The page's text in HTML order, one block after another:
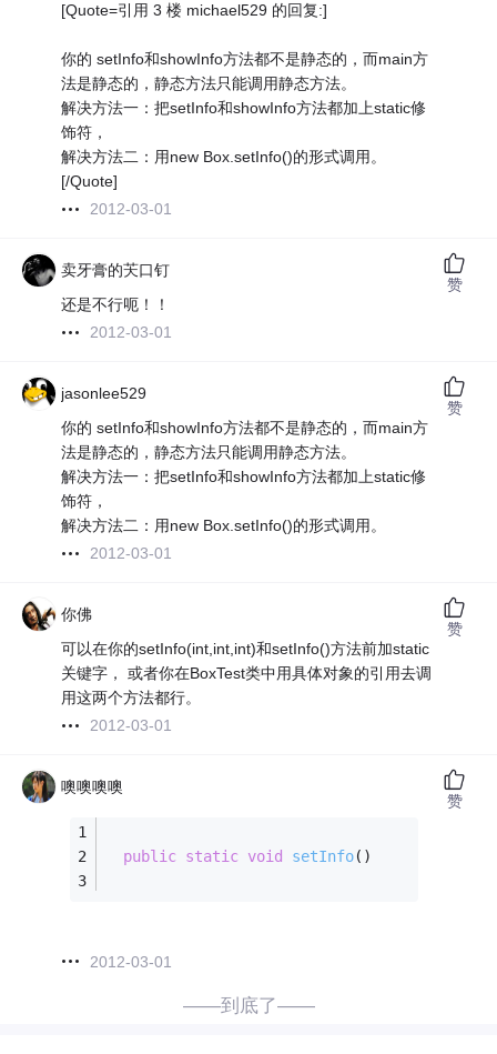
[Quote=引用 3 楼 michael529 的回复:]
你的 setInfo和showInfo方法都不是静态的，而main方
法是静态的，静态方法只能调用静态方法。
解决方法一：把setInfo和showInfo方法都加上static修
饰符，
解决方法二：用new Box.setInfo()的形式调用。
[/Quote]
2012-03-01
卖牙膏的芖口钉
还是不行呃！！
2012-03-01
赞
jasonlee529
你的 setInfo和showInfo方法都不是静态的，而main方
法是静态的，静态方法只能调用静态方法。
解决方法一：把setInfo和showInfo方法都加上static修
饰符，
解决方法二：用new Box.setInfo()的形式调用。
2012-03-01
赞
你佛
可以在你的setInfo(int,int,int)和setInfo()方法前加static
关键字， 或者你在BoxTest类中用具体对象的引用去调
用这两个方法都行。
2012-03-01
赞
噢噢噢噢
public static void setInfo()
2012-03-01
赞
——到底了——